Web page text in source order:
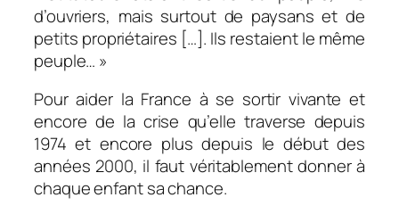
d’ouvriers, mais surtout de paysans et de
petits propriétaires […]. Ils restaient le même
peuple… »
Pour aider la France à se sortir vivante et
encore de la crise qu’elle traverse depuis
1974 et encore plus depuis le début des
années 2000, il faut véritablement donner à
chaque enfant sa chance.